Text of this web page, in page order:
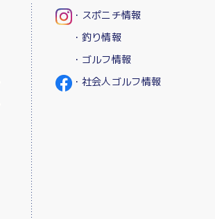
・スポニチ情報
・釣り情報
・ゴルフ情報
・社会人ゴルフ情報